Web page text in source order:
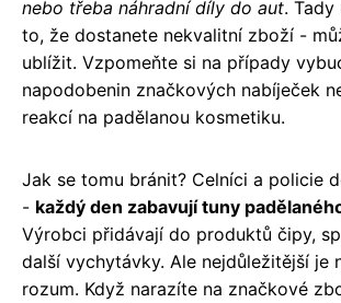
nebo třeba náhradní díly do aut. Tady
to, že dostanete nekvalitní zboží -
ublížit. Vzpomeňte si na případy
napodobenin značkových nabíječek
reakcí na padělanou kosmetiku.
Jak se tomu bránit? Celníci a policie
- každý den zabavují tuny
Výrobci přidávají do produktů čipy,
další vychytávky. Ale nejdůležitější je
rozum. Když narazíte na značkové